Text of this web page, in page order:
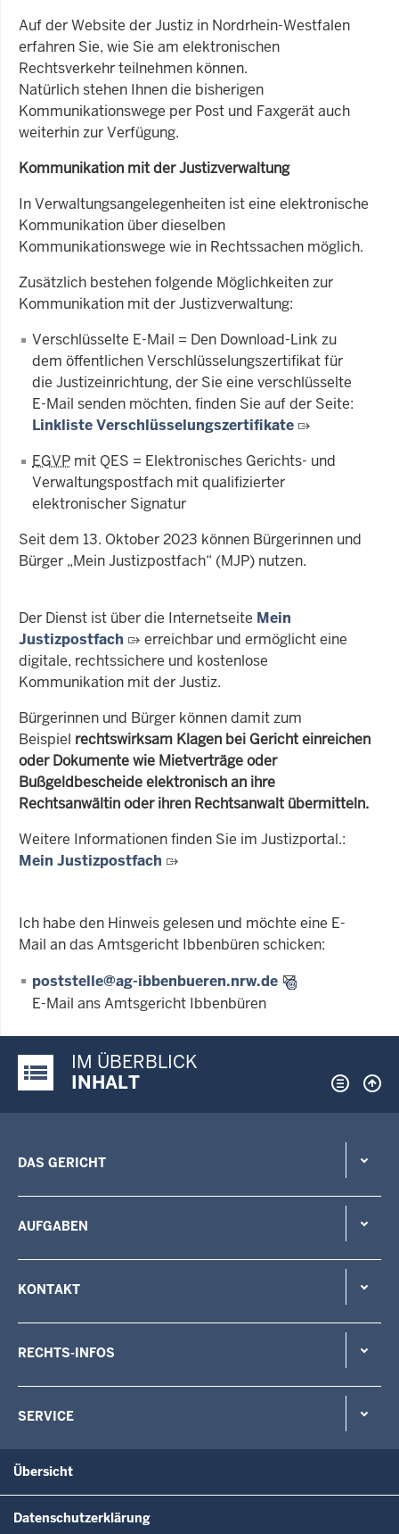
Auf der Website der Justiz in Nordrhein-Westfalen
erfahren Sie, wie Sie am elektronischen
Rechtsverkehr teilnehmen können.
Natürlich stehen Ihnen die bisherigen
Kommunikationswege per Post und Faxgerät auch
weiterhin zur Verfügung.
Kommunikation mit der Justizverwaltung
In Verwaltungsangelegenheiten ist eine elektronische
Kommunikation über dieselben
Kommunikationswege wie in Rechtssachen möglich.
Zusätzlich bestehen folgende Möglichkeiten zur
Kommunikation mit der Justizverwaltung:
Verschlüsselte E-Mail = Den Download-Link zu
dem öffentlichen Verschlüsselungszertifikat für
die Justizeinrichtung, der Sie eine verschlüsselte
E-Mail senden möchten, finden Sie auf der Seite:
Linkliste Verschlüsselungszertifikate
EGVP mit QES = Elektronisches Gerichts- und
Verwaltungspostfach mit qualifizierter
elektronischer Signatur
Seit dem 13. Oktober 2023 können Bürgerinnen und
Bürger „Mein Justizpostfach“ (MJP) nutzen.
Der Dienst ist über die Internetseite Mein
Justizpostfach
erreichbar und ermöglicht eine
digitale, rechtssichere und kostenlose
Kommunikation mit der Justiz.
Bürgerinnen und Bürger können damit zum
Beispiel rechtswirksam Klagen bei Gericht einreichen
oder Dokumente wie Mietverträge oder
Bußgeldbescheide elektronisch an ihre
Rechtsanwältin oder ihren Rechtsanwalt übermitteln.
Weitere Informationen finden Sie im Justizportal.:
Mein Justizpostfach
Ich habe den Hinweis gelesen und möchte eine E-
Mail an das Amtsgericht Ibbenbüren schicken:
poststelle@ag-ibbenbueren.nrw.de
E-Mail ans Amtsgericht Ibbenbüren
Justiz-Portal im Überblick:
IM ÜBERBLICK
INHALT
DAS GERICHT
AUFGABEN
KONTAKT
RECHTS-INFOS
SERVICE
Übersicht
Datenschutzerklärung